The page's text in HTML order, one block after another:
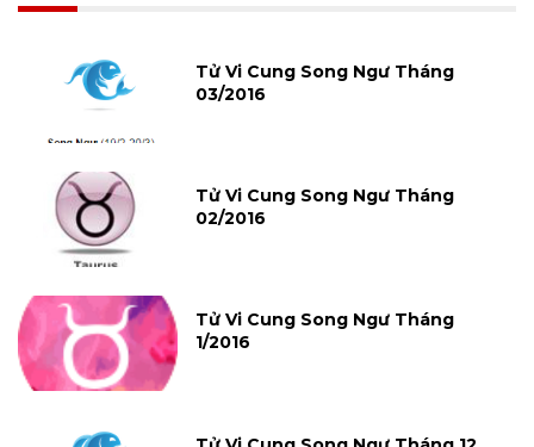
Tử Vi Cung Song Ngư Tháng
03/2016
Tử Vi Cung Song Ngư Tháng
02/2016
Tử Vi Cung Song Ngư Tháng
1/2016